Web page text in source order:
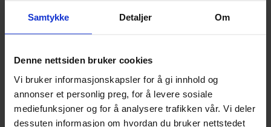
Samtykke Detaljer Om
Denne nettsiden bruker cookies
Vi bruker informasjonskapsler for å gi innhold og
annonser et personlig preg, for å levere sosiale
mediefunksjoner og for å analysere trafikken vår. Vi deler
dessuten informasjon om hvordan du bruker nettstedet
Paverson Games
Distilled
Utvidelse · Engelsk
Africa and Middle East
Distilled
Utvidelse · Engelsk